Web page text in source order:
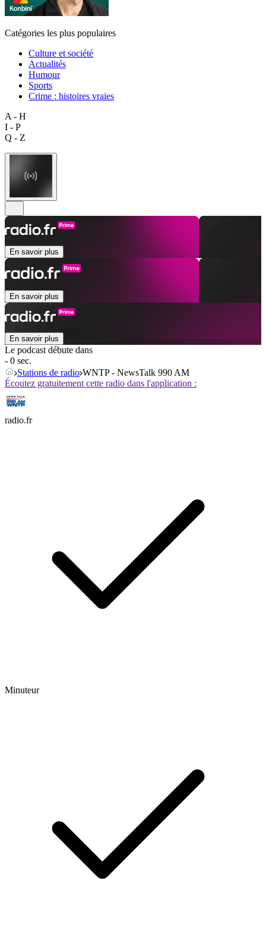
Catégories les plus populaires
Culture et société
Actualités
Humour
Sports
Crime : histoires vraies
A - H
I - P
Q - Z
En savoir plus
En savoir plus
En savoir plus
Le podcast débute dans
- 0 sec.
Stations de radio WNTP - NewsTalk 990 AM
Écoutez gratuitement cette radio dans l'application :
radio.fr
Minuteur